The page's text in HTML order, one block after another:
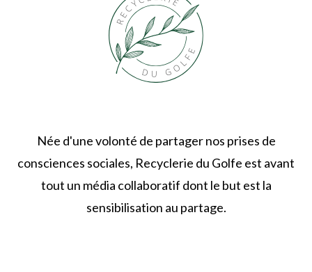
Née d'une volonté de partager nos prises de
consciences sociales, Recyclerie du Golfe est avant
tout un média collaboratif dont le but est la
sensibilisation au partage.